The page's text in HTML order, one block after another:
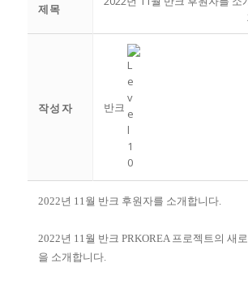
제목
작성자 반크
2022년 11월 반크 후원자를 소개합니다.
2022년 11월 반크 PRKOREA 프로젝트의 새
을 소개합니다.